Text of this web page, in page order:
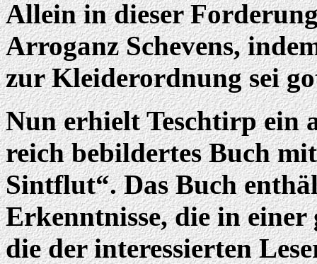
Allein in dieser
Arroganz Schevens,
zur Kleiderordnung sei
Nun erhielt Teschtirp ein
reich bebildertes Buch
Sintflut“. Das Buch
Erkenntnisse, die in
die der interessierten